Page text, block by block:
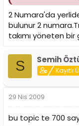
2 Numara'da
bulunur 2
takımı yöneten bir
S Semih
Kayıtlı
29 Nis 2009
bu topic te 700